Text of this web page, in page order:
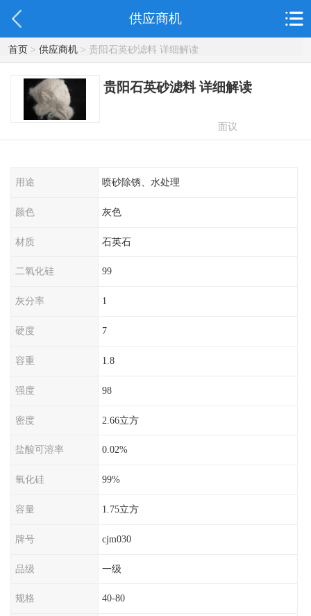
供应商机
首页> 供应商机> 贵阳石英砂滤料 详细解读
贵阳石英砂滤料 详细解读
面议
用途 喷砂除锈、水处理
颜色 灰色
材质 石英石
二氧化硅 99
灰分率 1
硬度 7
容重 1.8
强度 98
密度 2.66立方
盐酸可溶率 0.02%
氧化硅 99%
容量 1.75立方
牌号 cjm030
品级 一级
规格 40-80